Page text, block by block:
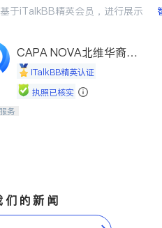
于iTalkBB精英会员，进行展示
CAPA NOVA北维华裔家
长会iTalkBB精英认证
执照已核实
长与社会，赋能孩子与下一代，
务
们的新闻